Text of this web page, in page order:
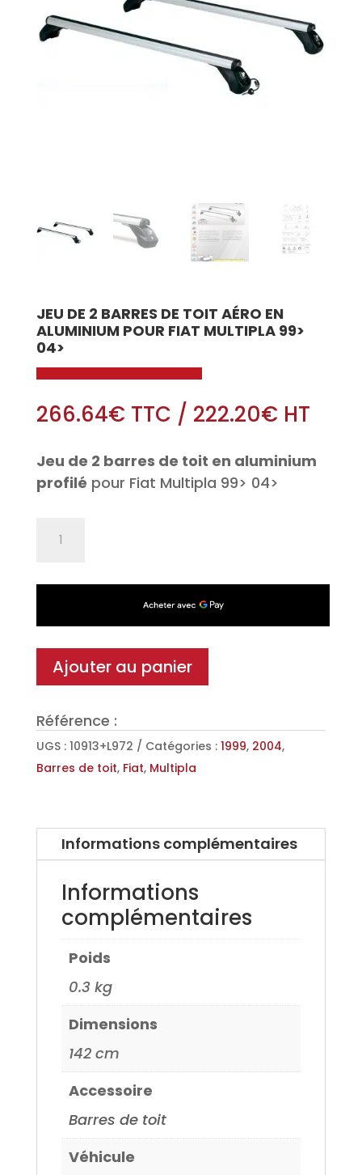
JEU DE 2 BARRES DE TOIT AÉRO EN
ALUMINIUM POUR FIAT MULTIPLA 99>
04>
266.64€TTC / 222.20€HT
Jeu de 2 barres de toit en aluminium
profilé pour Fiat Multipla 99> 04>
toit
en
Aluminium
pour
99>
04>
Ajouter au panier
Référence :
UGS : 10913+L972 Catégories : 1999, 2004,
Barres de toit, Fiat, Multipla
Informations complémentaires
Informations
complémentaires
Poids
0.3 kg
Dimensions
142 cm
Accessoire
Barres de toit
Véhicule